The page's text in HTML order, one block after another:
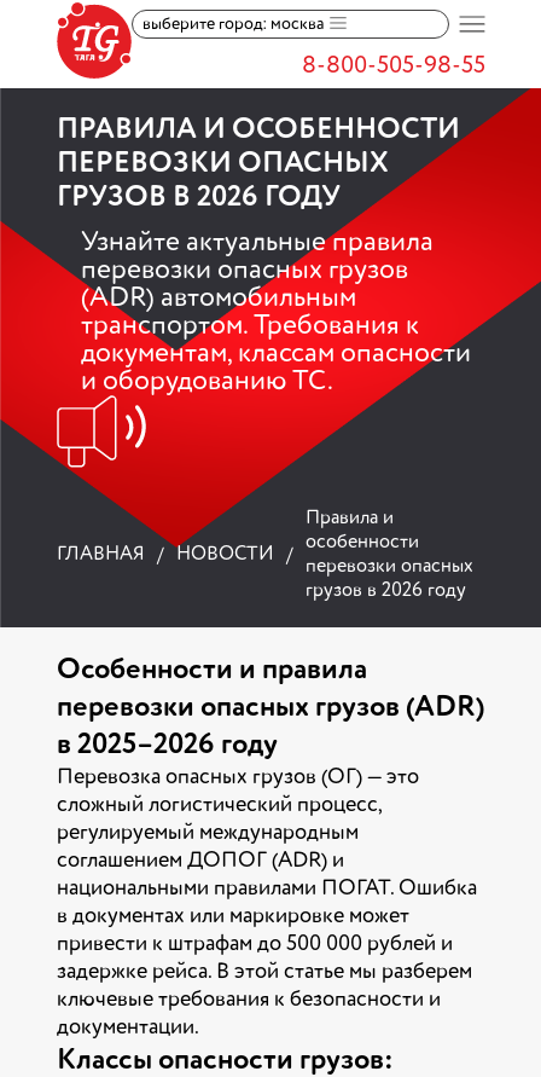
выберите город: москва
8-800-505-98-55
ПРАВИЛА И ОСОБЕННОСТИ
ПЕРЕВОЗКИ ОПАСНЫХ
ГРУЗОВ В 2026 ГОДУ
Узнайте актуальные правила
перевозки опасных грузов
(ADR) автомобильным
транспортом. Требования к
документам, классам опасности
и оборудованию ТС.
ГЛАВНАЯ НОВОСТИ
Правила и
особенности
перевозки опасных
грузов в 2026 году
Особенности и правила
перевозки опасных грузов (ADR)
в 2025–2026 году
Перевозка опасных грузов (ОГ) — это
сложный логистический процесс,
регулируемый международным
соглашением ДОПОГ (ADR) и
национальными правилами ПОГАТ. Ошибка
в документах или маркировке может
привести к штрафам до 500 000 рублей и
задержке рейса. В этой статье мы разберем
ключевые требования к безопасности и
документации.
Классы опасности грузов: